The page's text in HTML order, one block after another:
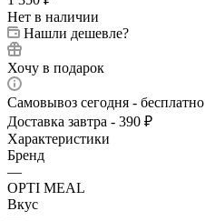
Нет в наличии
Нашли дешевле?
Хочу в подарок
Самовывоз сегодня - бесплатно
Доставка завтра - 390 ₽
Характеристики
Бренд
—
OPTI MEAL
Вкус